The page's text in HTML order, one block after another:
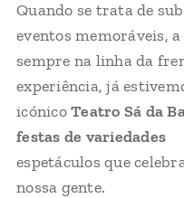
Quando se trata de
eventos memoráveis,
sempre na linha da
experiência, já
icónicoTeatro Sá da
festas de variedades
espetáculos que
nossa gente.